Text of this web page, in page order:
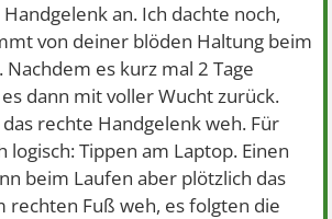
an. Ich dachte noch,
von deiner blöden Haltung beim
Nachdem es kurz mal 2 Tage
dann mit voller Wucht zurück.
rechte Handgelenk weh. Für
Tippen am Laptop. Einen
beim Laufen aber plötzlich das
rechten Fuß weh, es folgten die